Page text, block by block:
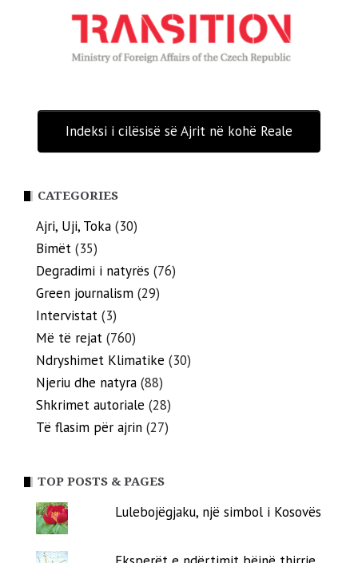
Indeksi i cilësisë së Ajrit në kohë Reale
CATEGORIES
Ajri, Uji, Toka (30)
Bimët (35)
Degradimi i natyrës (76)
Green journalism (29)
Intervistat (3)
Më të rejat (760)
Ndryshimet Klimatike (30)
Njeriu dhe natyra (88)
Shkrimet autoriale (28)
Të flasim për ajrin (27)
TOP POSTS & PAGES
Lulebojëgjaku, një simbol i Kosovës